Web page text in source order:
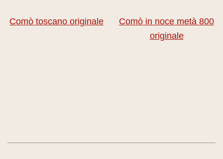
Comò toscano originale
Comò in noce metà 800
originale